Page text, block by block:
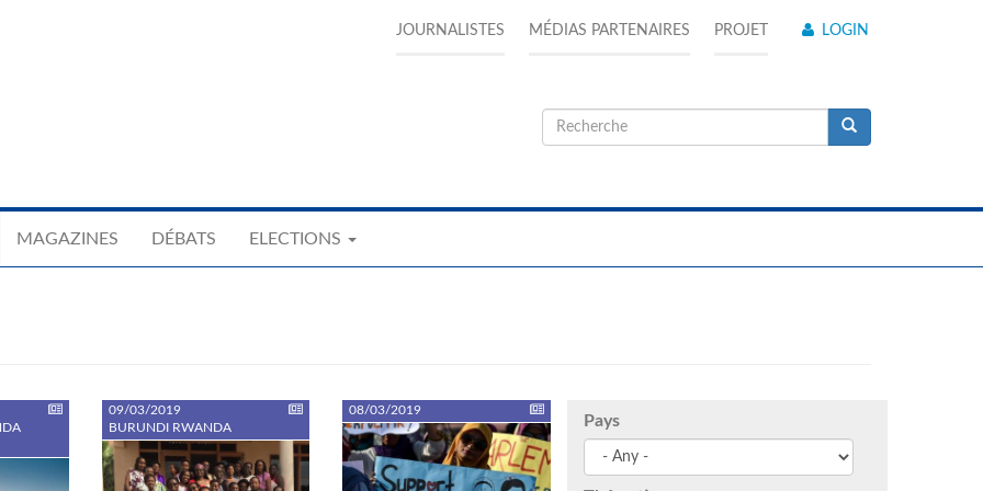
JOURNALISTES MÉDIAS PARTENAIRES PROJET LOGIN
Formulaire
recherche
MAGAZINES DÉBATS ELECTIONS
09/03/2019
BURUNDI RWANDA
08/03/2019
Pays